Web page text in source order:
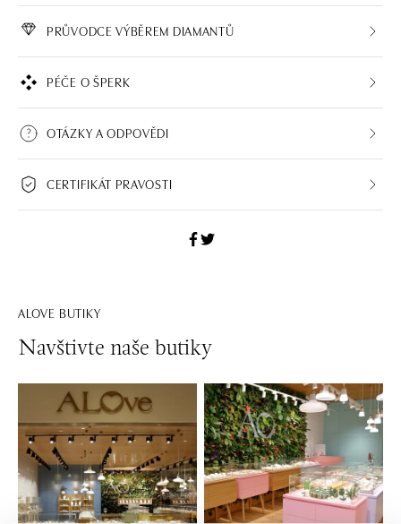
PRŮVODCE VÝBĚREM DIAMANTŮ
PÉČE O ŠPERK
OTÁZKY A ODPOVĚDI
CERTIFIKÁT PRAVOSTI
ALOVE BUTIKY
Navštivte naše butiky